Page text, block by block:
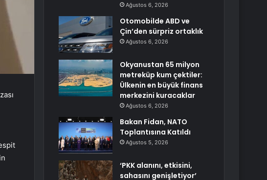
Ağustos 6, 2026
Otomobilde ABD ve
Çin’den sürpriz ortaklık
Ağustos 6, 2026
Okyanustan 65 milyon
metreküp kum çektiler:
Ülkenin en büyük finans
merkezini kuracaklar
Ağustos 6, 2026
Bakan Fidan, NATO
Toplantısına Katıldı
Ağustos 5, 2026
‘PKK alanını, etkisini,
sahasını genişletiyor’